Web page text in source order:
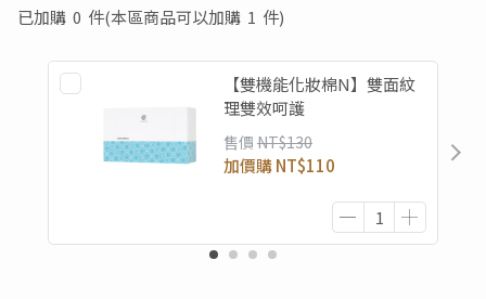
已加購 0 件(本區商品可以加購 1 件)
【雙機能化妝棉N】雙面紋
理雙效呵護​
售價 NT$130
加價購NT$110